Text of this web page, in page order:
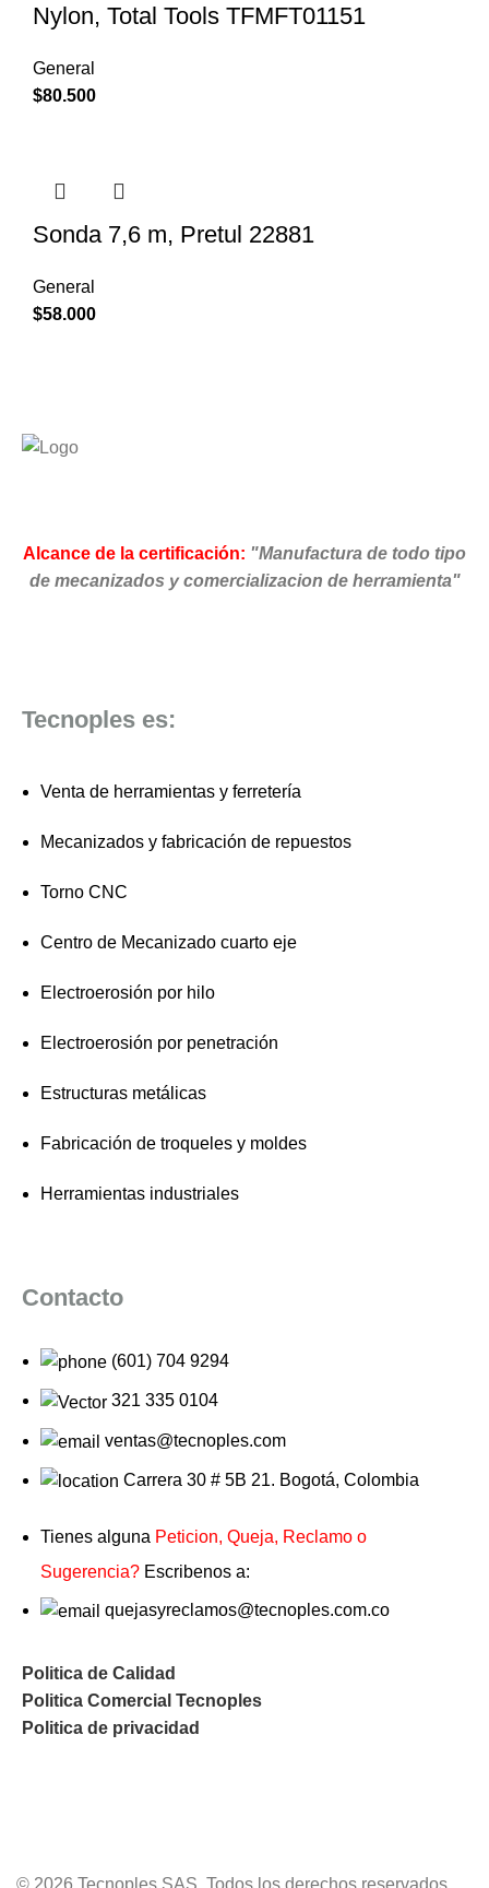
Nylon, Total Tools TFMFT01151
General
$80.500
Sonda 7,6 m, Pretul 22881
General
$58.000
Alcance de la certificación: "Manufactura de todo tipo
de mecanizados y comercializacion de herramienta"
Tecnoples es:
Venta de herramientas y ferretería
Mecanizados y fabricación de repuestos
Torno CNC
Centro de Mecanizado cuarto eje
Electroerosión por hilo
Electroerosión por penetración
Estructuras metálicas
Fabricación de troqueles y moldes
Herramientas industriales
Contacto
(601) 704 9294
321 335 0104
ventas@tecnoples.com
Carrera 30 # 5B 21. Bogotá, Colombia
Tienes alguna Peticion, Queja, Reclamo o
Sugerencia? Escribenos a:
quejasyreclamos@tecnoples.com.co
Politica de Calidad
Politica Comercial Tecnoples
Politica de privacidad
© 2026 Tecnoples SAS. Todos los derechos reservados.